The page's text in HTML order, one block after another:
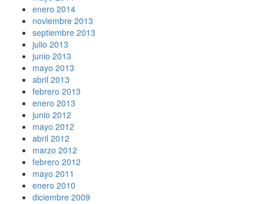
enero 2014
noviembre 2013
septiembre 2013
julio 2013
junio 2013
mayo 2013
abril 2013
febrero 2013
enero 2013
junio 2012
mayo 2012
abril 2012
marzo 2012
febrero 2012
mayo 2011
enero 2010
diciembre 2009